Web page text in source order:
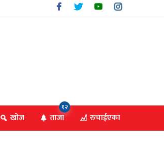
खोज ताजा
१२
रुचाईएका